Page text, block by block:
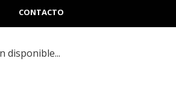
CONTACTO
disponible...